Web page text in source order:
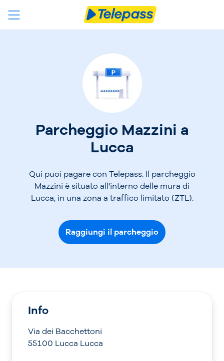
Parcheggio Mazzini a
Lucca
Qui puoi pagare con Telepass. Il parcheggio
Mazzini è situato all'interno delle mura di
Lucca, in una zona a traffico limitato (ZTL).
Raggiungi il parcheggio
Info
Via dei Bacchettoni
55100 Lucca Lucca